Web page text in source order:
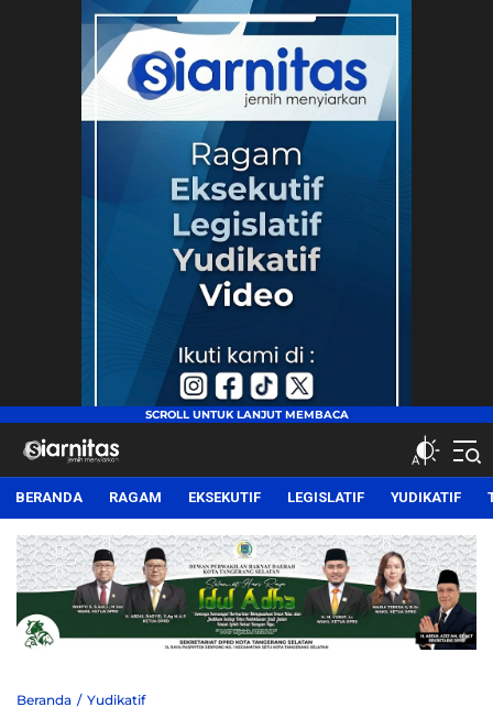
siarnitas
Jernih Menyiarkan
BERANDA RAGAM EKSEKUTIF LEGISLATIF YUDIKATIF
Beranda Yudikatif